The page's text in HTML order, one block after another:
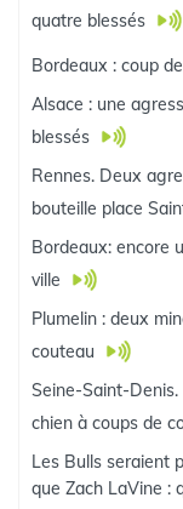
quatre blessés
Bordeaux : coup
Alsace : une
blessés
Rennes. Deux
bouteille place
Bordeaux: encore
ville
Plumelin : deux
couteau
Seine-Saint-Denis.
chien à coups de
Les Bulls seraient
que Zach LaVine :